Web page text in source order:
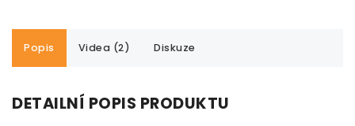
Popis Videa (2) Diskuze
DETAILNÍ POPIS PRODUKTU